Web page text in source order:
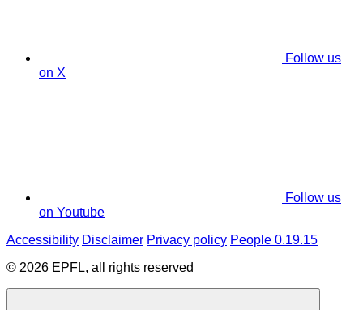
Follow us
on X
Follow us
on Youtube
Accessibility Disclaimer Privacy policy People 0.19.15
© 2026 EPFL, all rights reserved